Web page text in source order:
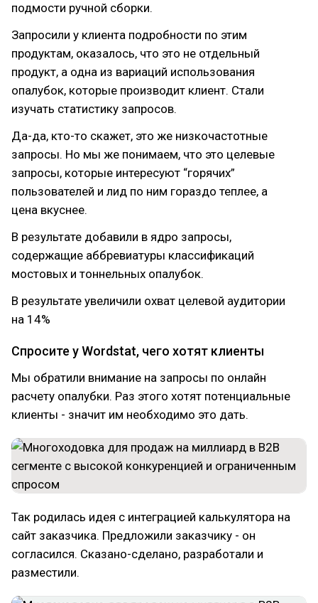
подмости ручной сборки.
Запросили у клиента подробности по этим
продуктам, оказалось, что это не отдельный
продукт, а одна из вариаций использования
опалубок, которые производит клиент. Стали
изучать статистику запросов.
Да-да, кто-то скажет, это же низкочастотные
запросы. Но мы же понимаем, что это целевые
запросы, которые интересуют “горячих”
пользователей и лид по ним гораздо теплее, а
цена вкуснее.
В результате добавили в ядро запросы,
содержащие аббревиатуры классификаций
мостовых и тоннельных опалубок.
В результате увеличили охват целевой аудитории
на 14%
Спросите у Wordstat, чего хотят клиенты
Мы обратили внимание на запросы по онлайн
расчету опалубки. Раз этого хотят потенциальные
клиенты - значит им необходимо это дать.
Так родилась идея с интеграцией калькулятора на
сайт заказчика. Предложили заказчику - он
согласился. Сказано-сделано, разработали и
разместили.